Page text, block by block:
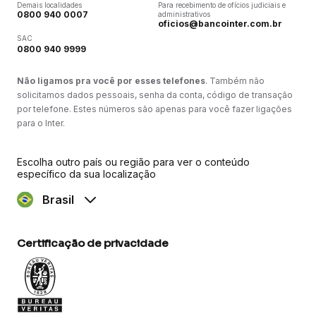
Demais localidades
0800 940 0007
SAC
0800 940 9999
Para recebimento de ofícios judiciais e
administrativos
oficios@bancointer.com.br
Não ligamos pra você por esses telefones. Também não
solicitamos dados pessoais, senha da conta, código de transação
por telefone. Estes números são apenas para você fazer ligações
para o Inter.
Escolha outro país ou região para ver o conteúdo
específico da sua localização
Brasil
Certificação de privacidade